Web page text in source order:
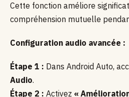
Cette fonction améliore
compréhension mutuelle
Configuration audio avancée :
Étape 1 : Dans Android Auto,
Audio.
Étape 2 : Activez «